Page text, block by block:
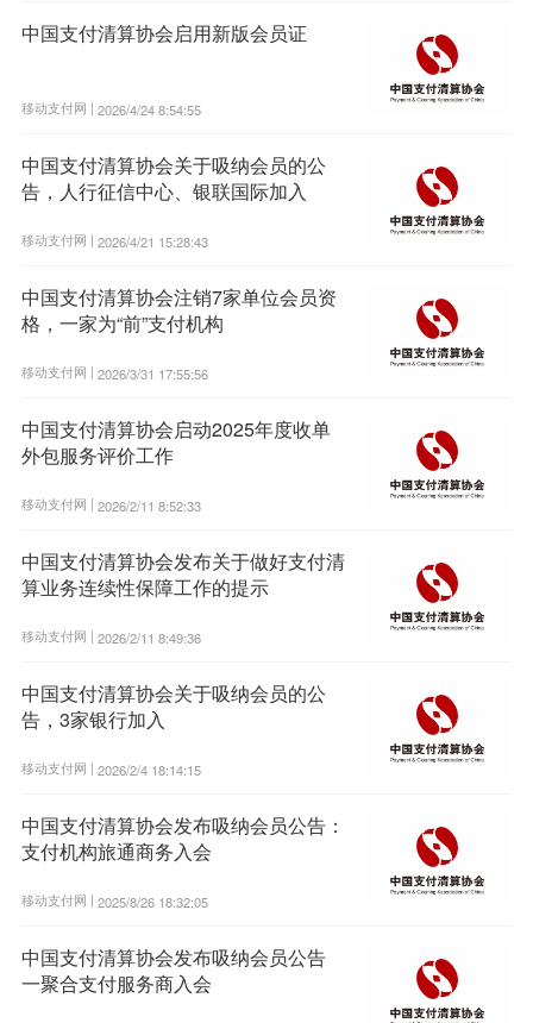
中国支付清算协会启用新版会员证
移动支付网 | 2026/4/24 8:54:55
中国支付清算协会关于吸纳会员的公
告，人行征信中心、银联国际加入
移动支付网 | 2026/4/21 15:28:43
中国支付清算协会注销7家单位会员资
格，一家为“前”支付机构
移动支付网 | 2026/3/31 17:55:56
中国支付清算协会启动2025年度收单
外包服务评价工作
移动支付网 | 2026/2/11 8:52:33
中国支付清算协会发布关于做好支付清
算业务连续性保障工作的提示
移动支付网 | 2026/2/11 8:49:36
中国支付清算协会关于吸纳会员的公
告，3家银行加入
移动支付网 | 2026/2/4 18:14:15
中国支付清算协会发布吸纳会员公告：
支付机构旅通商务入会
移动支付网 | 2025/8/26 18:32:05
中国支付清算协会发布吸纳会员公告
一聚合支付服务商入会